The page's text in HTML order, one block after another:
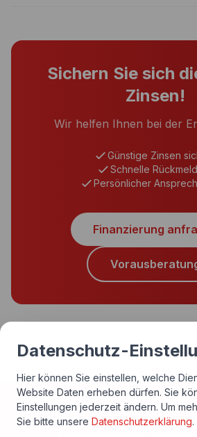
Sichern Sie sich
Zinsen!
Wir helfen Ihnen bei der
Günstige Zinsen
Schnelle
Persönlicher
Finanzierung
Datenschutz-
Hier können Sie einstellen, welche
Website Daten erheben dürfen. Sie
Einstellungen jederzeit ändern. Um
Sie bitte unsere Datenschutzerklärung.